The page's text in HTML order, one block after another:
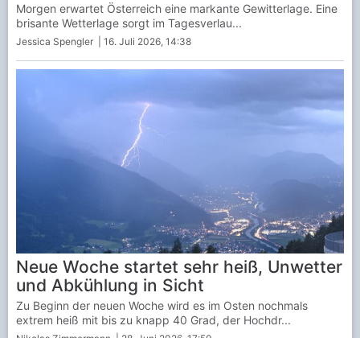
Jessica Spengler | 16. Juli 2026, 14:38
Morgen erwartet Österreich eine markante Gewitterlage. Eine
brisante Wetterlage sorgt im Tagesverlau...
Neue Woche startet sehr heiß, Unwetter
und Abkühlung in Sicht
Zu Beginn der neuen Woche wird es im Osten nochmals
extrem heiß mit bis zu knapp 40 Grad, der Hochdr...